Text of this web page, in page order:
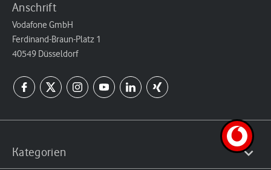
Anschrift
Vodafone GmbH
Ferdinand-Braun-Platz 1
40549 Düsseldorf
Kategorien